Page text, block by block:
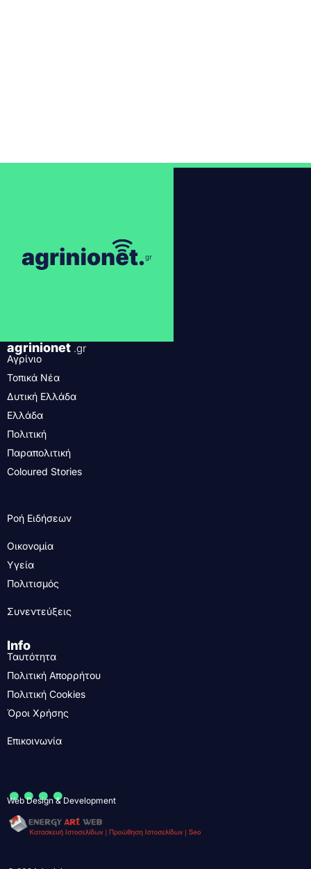
agrinionet .gr
Αγρίνιο
Τοπικά Νέα
Δυτική Ελλάδα
Ελλάδα
Πολιτική
Παραπολιτική
Coloured Stories
Ροή Ειδήσεων
Οικονομία
Υγεία
Πολιτισμός
Συνεντεύξεις
Info
Ταυτότητα
Πολιτική Απορρήτου
Πολιτική Cookies
Όροι Χρήσης
Επικοινωνία
....
Web Design & Development